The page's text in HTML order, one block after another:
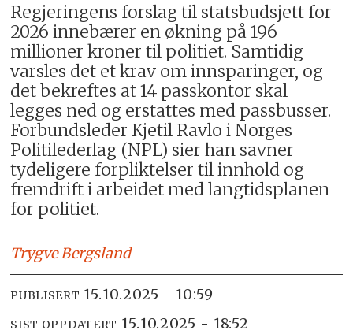
Regjeringens forslag til statsbudsjett for
2026 innebærer en økning på 196
millioner kroner til politiet. Samtidig
varsles det et krav om innsparinger, og
det bekreftes at 14 passkontor skal
legges ned og erstattes med passbusser.
Forbundsleder Kjetil Ravlo i Norges
Politilederlag (NPL) sier han savner
tydeligere forpliktelser til innhold og
fremdrift i arbeidet med langtidsplanen
for politiet.
TrygveBergsland
PUBLISERT 15.10.2025 - 10:59
SIST OPPDATERT
15.10.2025 - 18:52